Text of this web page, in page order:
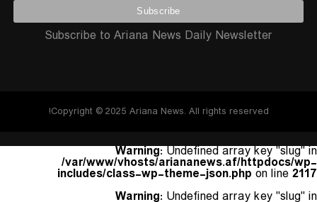
Subscribe to Ariana News Daily Newsletter
Copyright © 2025 Ariana News. All rights reserved!
Warning: Undefined array key "slug" in
/var/www/vhosts/ariananews.af/httpdocs/wp-
includes/class-wp-theme-json.php on line2117
Warning: Undefined array key "slug" in